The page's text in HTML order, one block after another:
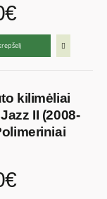
kilimėliai
II (2008-